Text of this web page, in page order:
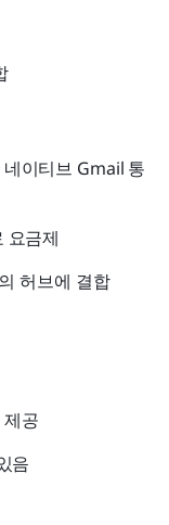
이티브 Gmail 통
요금제
허브에 결합
공
음